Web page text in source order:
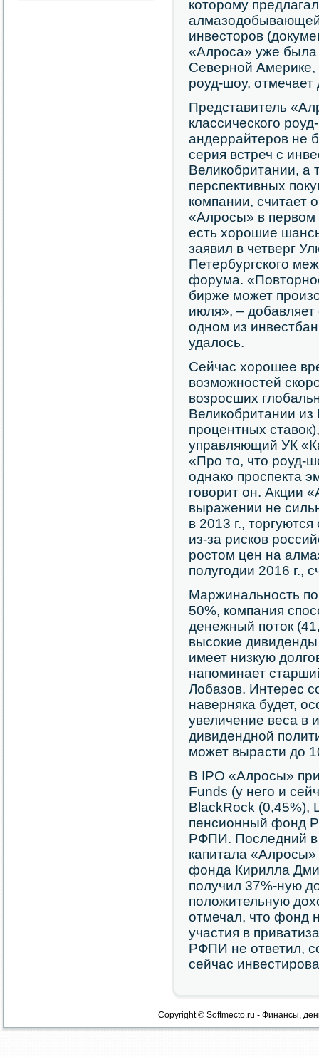
которому
инвесторов
«Алроса» уже
Северной
роуд-шоу, отмечает
Представитель
классического
андеррайтеров не
серия встреч с
Великобритании, а
перспективных
компании, считает
«Алросы» в первом
есть хорошие
заявил в четверг
Петербургского
форума.
бирже может
июля», –
одном из
удалось.
Сейчас хорошее
возможностей
возросших
Великобритании
процентных
управляющий УК
«Про то, что роуд-
однако проспекта
говорит он. Акции
выражении не
в 2013 г.,
из-за рисков
ростом цен на
полугодии 2016 г.,
Маржинальность
50%, компания
денежный поток
высокие
имеет низкую
напоминает
Лобазов. Интерес
наверняка будет,
увеличение веса в
дивидендной
может вырасти до
В IPO «Алросы»
Funds (у него и
BlackRock (0,45%),
пенсионный фонд
РФПИ. Последний в
капитала
фонда Кирилла
получил 37%-ную
положительную
отмечал, что фонд
участия в
РФПИ не ответил,
сейчас
Copyright © Softmecto.ru - Финансы,